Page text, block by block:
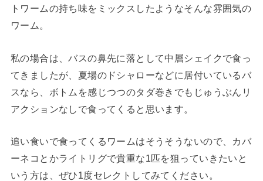
トワームの持ち味をミックスしたようなそんな雰囲気の
ワーム。
私の場合は、バスの鼻先に落として中層シェイクで食っ
てきましたが、夏場のドシャローなどに居付いているバ
スなら、ボトムを感じつつのタダ巻きでもじゅうぶんリ
アクションなしで食ってくると思います。
追い食いで食ってくるワームはそうそうないので、カバ
ーネコとかライトリグで貴重な1匹を狙っていきたいと
いう方は、ぜひ1度セレクトしてみてください。